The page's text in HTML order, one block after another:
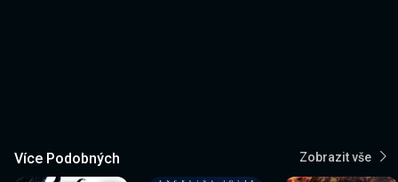
Více Podobných Zobrazit vše